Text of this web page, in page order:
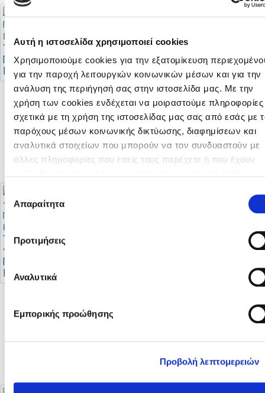
Αυτή η ιστοσελίδα χρησιμοποιεί cookies
Χρησιμοποιούμε cookies για την εξατομίκευση
για την παροχή λειτουργιών κοινωνικών μέσων και για την
ανάλυση της περιήγησή σας στην ιστοσελίδα μας. Με την
χρήση των cookies ενδέχεται να μοιραστούμε πληροφορίες
σχετικά με τη χρήση της ιστοσελίδας μας σας από εσάς με
παρόχους μέσων κοινωνικής δικτύωσης, διαφημίσεων και
αναλυτικά στοιχείων που μπορούν να τον συνδυαστούν με
άλλες πληροφορίες που εσείς τους παρέχετε ή που έχουν
Cookies διαβάζοντας την Πολιτική Cookies κάνοντας κλικ
Επιλογή
συγκατάθεσης
Απαραίτητα
Προτιμήσεις
Αναλυτικά
Εμπορικής προώθησης
Προβολή λεπτομερειών
Το πρόγραμμα του
Πρωταθλήματος Νέων
Κ-19 Γ' Κατηγορίας
Διαιτητές φιλικών
αγώνων
Σταθερή η θέση της
ΚΟΠ για στήριξη της
πορείας της
αναβάθμισης του
Futsal
Το πρόγραμμα της
πρώτης φάσης του
Πρωταθλήματος Β’
Κατηγορίας
Γυναικών 2026 - 2027
αγώνας Super Cup
ΚΟΠ)